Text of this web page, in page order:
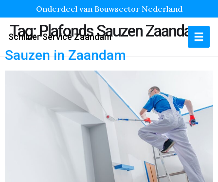
Onderdeel van Bouwsector Nederland
Schilder Service Zaandam
Tag:Plafonds Sauzen Zaandam
Sauzen in Zaandam